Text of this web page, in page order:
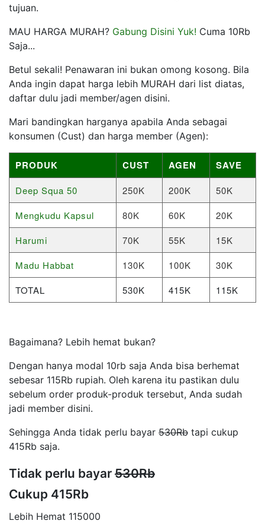
tujuan.
MAU HARGA MURAH? Gabung Disini Yuk! Cuma 10Rb
Saja...
Betul sekali! Penawaran ini bukan omong kosong. Bila
Anda ingin dapat harga lebih MURAH dari list diatas,
daftar dulu jadi member/agen disini.
Mari bandingkan harganya apabila Anda sebagai
konsumen (Cust) dan harga member (Agen):
PRODUK CUST AGEN SAVE
Deep Squa 50 250K 200K
50K
Mengkudu Kapsul
80K 60K
20K
Harumi
70K 55K
15K
Madu Habbat
130K 100K
30K
TOTAL
530K 415K 115K
Bagaimana? Lebih hemat bukan?
Dengan hanya modal 10rb saja Anda bisa berhemat
sebesar 115Rb rupiah. Oleh karena itu pastikan dulu
sebelum order produk-produk tersebut, Anda sudah
jadi member disini.
Sehingga Anda tidak perlu bayar 530Rb tapi cukup
415Rb saja.
Tidak perlu bayar 530Rb
Cukup 415Rb
Lebih Hemat 115000